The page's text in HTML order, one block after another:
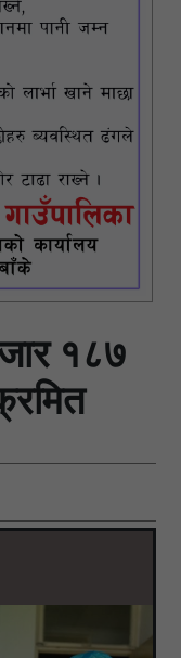
१८७